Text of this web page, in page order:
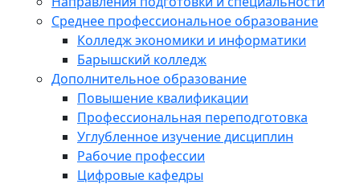
Среднее профессиональное образование
Колледж экономики и информатики
Барышский колледж
Дополнительное образование
Повышение квалификации
Профессиональная переподготовка
Углубленное изучение дисциплин
Рабочие профессии
Цифровые кафедры